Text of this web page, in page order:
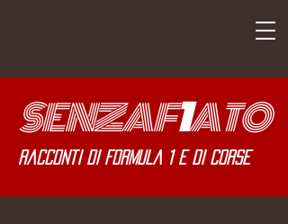
SENZAF1ATO
Racconti di Formula 1 e di corse